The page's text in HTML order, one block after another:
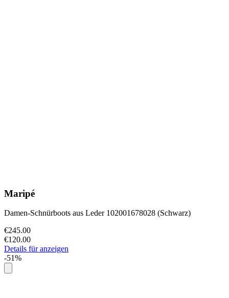
Maripé
Damen-Schnürboots aus Leder 102001678028 (Schwarz)
€245.00
€120.00
Details für anzeigen
-51%